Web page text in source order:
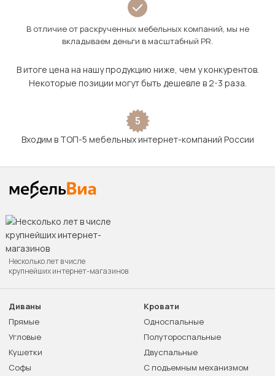
В отличие от раскрученных мебельных компаний, мы не
вкладываем деньги в масштабный PR.
В итоге цена на нашу продукцию ниже, чем у конкурентов.
Некоторые позиции могут быть дешевле в 2-3 раза.
5
Входим в ТОП-5 мебельных интернет-компаний России
Несколько лет в числе
крупнейших интернет-магазинов
Диваны
Прямые
Угловые
Кушетки
Софы
Кровати
Односпальные
Полутороспальные
Двуспальные
С подъемным механизмом